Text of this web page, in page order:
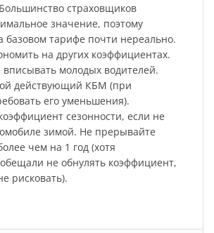
страховщиков
значение, поэтому
базовом тарифе почти нереально.
на других коэффициентах.
молодых водителей.
действующий КБМ (при
его уменьшения).
сезонности, если не
зимой. Не прерывайте
чем на 1 год (хотя
не обнулять коэффициент,
рисковать).